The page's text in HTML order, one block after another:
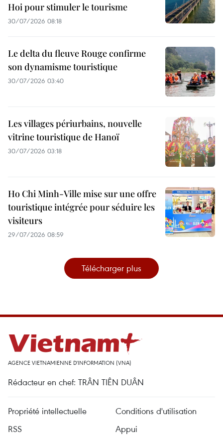
Hoi pour stimuler le tourisme
30/07/2026 08:18
Le delta du fleuve Rouge confirme
son dynamisme touristique
30/07/2026 03:40
Les villages périurbains, nouvelle
vitrine touristique de Hanoï
30/07/2026 03:18
Ho Chi Minh-Ville mise sur une offre
touristique intégrée pour séduire les
visiteurs
29/07/2026 08:59
Télécharger plus
AGENCE VIETNAMIENNE D'INFORMATION (VNA)
Rédacteur en chef: TRÂN TIÊN DUÂN
Propriété intellectuelle
Conditions d'utilisation
RSS
Appui